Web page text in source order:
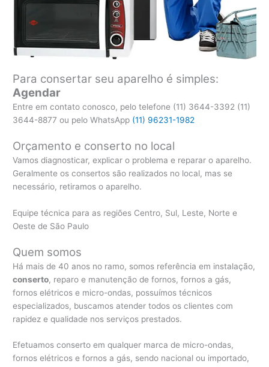
Para consertar seu aparelho é simples:
Agendar
Entre em contato conosco, pelo telefone (11) 3644-3392 (11)
3644-8877 ou pelo WhatsApp (11) 96231-1982
Orçamento e conserto no local
Vamos diagnosticar, explicar o problema e reparar o aparelho.
Geralmente os consertos são realizados no local, mas se
necessário, retiramos o aparelho.
Equipe técnica para as regiões Centro, Sul, Leste, Norte e
Oeste de São Paulo
Quem somos
Há mais de 40 anos no ramo, somos referência em instalação,
conserto, reparo e manutenção de fornos, fornos a gás,
fornos elétricos e micro-ondas, possuímos técnicos
especializados, buscamos atender todos os clientes com
rapidez e qualidade nos serviços prestados.
Efetuamos conserto em qualquer marca de micro-ondas,
fornos elétricos e fornos a gás, sendo nacional ou importado,